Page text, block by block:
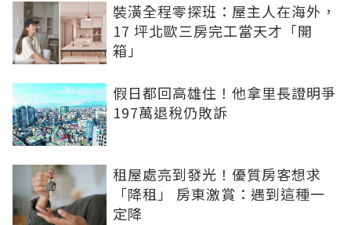
裝潢全程零探班：屋主人在海外，
17 坪北歐三房完工當天才「開
箱」
假日都回高雄住！他拿里長證明爭
197萬退稅仍敗訴
租屋處亮到發光！優質房客想求
「降租」 房東激賞：遇到這種一
定降